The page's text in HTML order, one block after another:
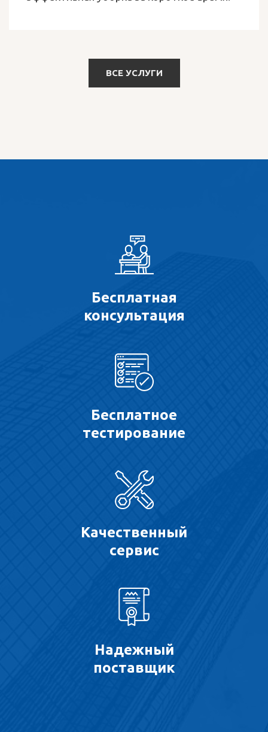
ВСЕ УСЛУГИ
Бесплатная
консультация
Бесплатное
тестирование
Качественный
сервис
Надежный
поставщик